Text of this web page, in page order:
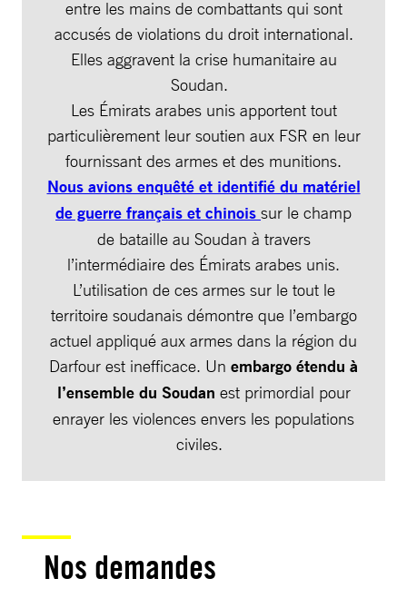
entre les mains de combattants qui sont
accusés de violations du droit international.
Elles aggravent la crise humanitaire au
Soudan.
Les Émirats arabes unis apportent tout
particulièrement leur soutien aux FSR en leur
fournissant des armes et des munitions.
Nous avions enquêté et identifié du matériel
de guerre français et chinois sur le champ
de bataille au Soudan à travers
l’intermédiaire des Émirats arabes unis.
L’utilisation de ces armes sur le tout le
territoire soudanais démontre que l’embargo
actuel appliqué aux armes dans la région du
Darfour est inefficace. Un embargo étendu à
l’ensemble du Soudan est primordial pour
enrayer les violences envers les populations
civiles.
Nos demandes